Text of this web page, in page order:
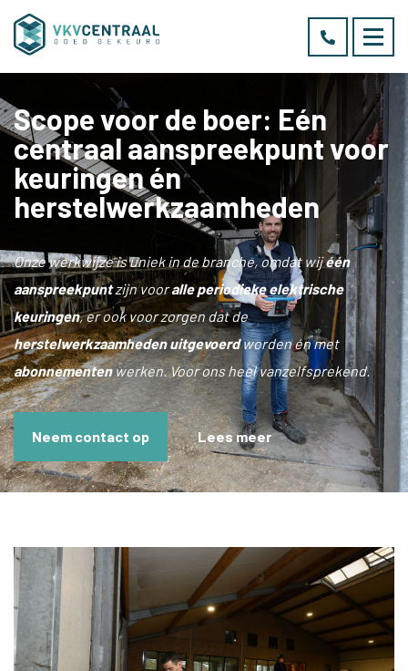
Scope voor de boer: Eén
centraal aanspreekpunt voor
keuringen én
herstelwerkzaamheden
Onze werkwijze is uniek in de branche, omdat wijéén
aanspreekpuntzijn vooralle periodieke elektrische
keuringen, er ook voor zorgen dat de
herstelwerkzaamheden uitgevoerdworden én met
abonnementenwerken. Voor ons heel vanzelfsprekend.
Neem contact op Lees meer